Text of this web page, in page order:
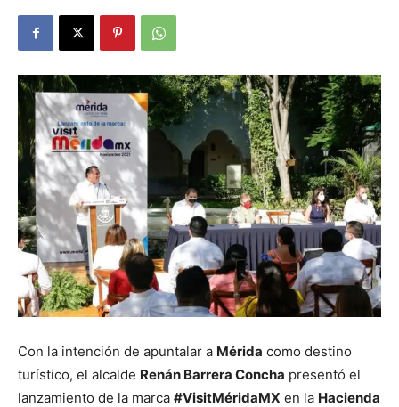
Con la intención de apuntalar a Mérida como destino
turístico, el alcalde Renán Barrera Concha presentó el
lanzamiento de la marca #VisitMéridaMX en la Hacienda